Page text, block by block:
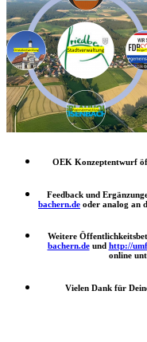
OEK Konzeptentwurf
Feedback und
bachern.de oder analog an
Weitere
bachern.deund http://
online
Vielen Dank für